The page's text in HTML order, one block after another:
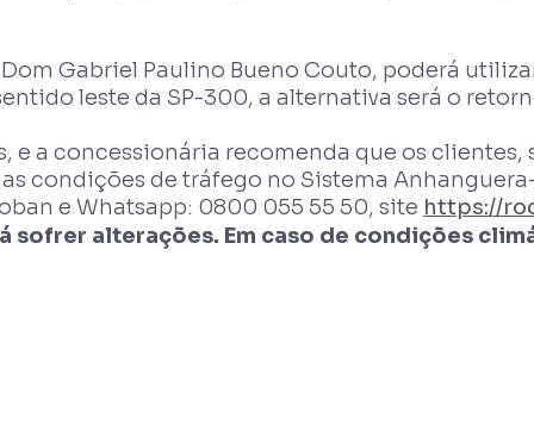
Gabriel Paulino Bueno Couto, poderá
leste da SP-300, a alternativa será o
e a concessionária recomenda que os clientes,
condições de tráfego no Sistema
e Whatsapp: 0800 055 55 50, site https://
sofrer alterações. Em caso de condições